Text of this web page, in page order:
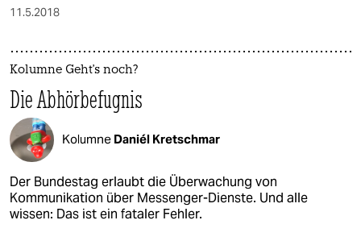
11.5.2018
Kolumne Geht's noch?
Die Abhörbefugnis
Kolumne Daniél Kretschmar
Der Bundestag erlaubt die Überwachung von
Kommunikation über Messenger-Dienste. Und alle
wissen: Das ist ein fataler Fehler.